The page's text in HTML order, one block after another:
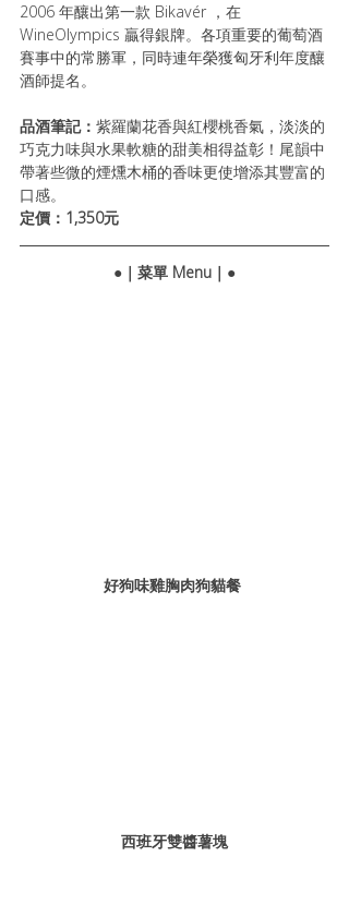
2006 年釀出第一款 Bikavér ，在
WineOlympics 贏得銀牌。各項重要的葡萄酒
賽事中的常勝軍，同時連年榮獲匈牙利年度釀
酒師提名。
品酒筆記： 紫羅蘭花香與紅櫻桃香氣，淡淡的
巧克力味與水果軟糖的甜美相得益彰！尾韻中
帶著些微的煙燻木桶的香味更使增添其豐富的
口感。
定價：1,350元
●｜菜單 Menu｜●
好狗味雞胸肉狗貓餐
西班牙雙醬薯塊